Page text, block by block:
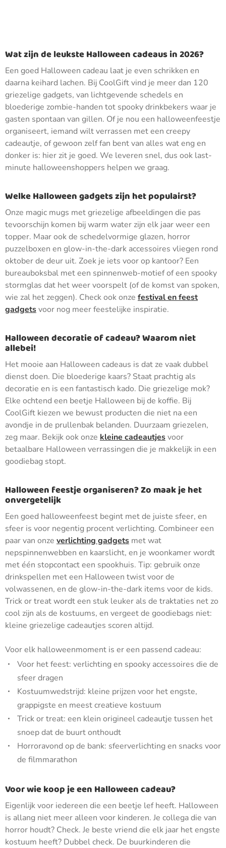
Wat zijn de leukste Halloween cadeaus in 2026?
Een goed Halloween cadeau laat je even schrikken en
daarna keihard lachen. Bij CoolGift vind je meer dan 120
griezelige gadgets, van lichtgevende schedels en
bloederige zombie-handen tot spooky drinkbekers waar je
gasten spontaan van gillen. Of je nou een halloweenfeestje
organiseert, iemand wilt verrassen met een creepy
cadeautje, of gewoon zelf fan bent van alles wat eng en
donker is: hier zit je goed. We leveren snel, dus ook last-
minute halloweenshoppers helpen we graag.
Welke Halloween gadgets zijn het populairst?
Onze magic mugs met griezelige afbeeldingen die pas
tevoorschijn komen bij warm water zijn elk jaar weer een
topper. Maar ook de schedelvormige glazen, horror
puzzelboxen en glow-in-the-dark accessoires vliegen rond
oktober de deur uit. Zoek je iets voor op kantoor? Een
bureauboksbal met een spinnenweb-motief of een spooky
stormglas dat het weer voorspelt (of de komst van spoken,
wie zal het zeggen). Check ook onze festival en feest
gadgetsvoor nog meer feestelijke inspiratie.
Halloween decoratie of cadeau? Waarom niet
allebei!
Het mooie aan Halloween cadeaus is dat ze vaak dubbel
dienst doen. Die bloederige kaars? Staat prachtig als
decoratie en is een fantastisch kado. Die griezelige mok?
Elke ochtend een beetje Halloween bij de koffie. Bij
CoolGift kiezen we bewust producten die niet na een
avondje in de prullenbak belanden. Duurzaam griezelen,
zeg maar. Bekijk ook onze kleine cadeautjesvoor
betaalbare Halloween verrassingen die je makkelijk in een
goodiebag stopt.
Halloween feestje organiseren? Zo maak je het
onvergetelijk
Een goed halloweenfeest begint met de juiste sfeer, en
sfeer is voor negentig procent verlichting. Combineer een
paar van onze verlichting gadgets met wat
nepspinnenwebben en kaarslicht, en je woonkamer wordt
met één stopcontact een spookhuis. Tip: gebruik onze
drinkspellen met een Halloween twist voor de
volwassenen, en de glow-in-the-dark items voor de kids.
Trick or treat wordt een stuk leuker als de traktaties net zo
cool zijn als de kostuums, en vergeet de goodiebags niet:
kleine griezelige cadeautjes scoren altijd.
Voor elk halloweenmoment is er een passend cadeau:
Voor het feest: verlichting en spooky accessoires die de
sfeer dragen
Kostuumwedstrijd: kleine prijzen voor het engste,
grappigste en meest creatieve kostuum
Trick or treat: een klein origineel cadeautje tussen het
snoep dat de buurt onthoudt
Horroravond op de bank: sfeerverlichting en snacks voor
de filmmarathon
Voor wie koop je een Halloween cadeau?
Eigenlijk voor iedereen die een beetje lef heeft. Halloween
is allang niet meer alleen voor kinderen. Je collega die van
horror houdt? Check. Je beste vriend die elk jaar het engste
kostuum heeft? Dubbel check. De buurkinderen die